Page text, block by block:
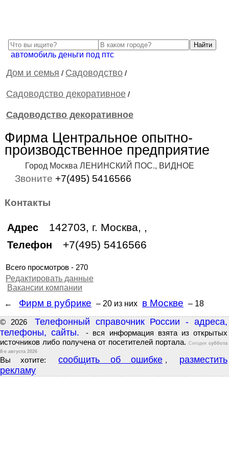
автомобиль деньги под птс
Дом и семья / Садоводство /
Садоводство декоративное /
Садоводство декоративное
Фирма Центральное опытно-
производственное предприятие
Город Москва ЛЕНИНСКИЙ ПОС., ВИДНОЕ
Звоните +7(495) 5416566
Контакты
Адрес 142703, г. Москва, ,
Телефон +7(495) 5416566
Всего просмотров - 270
Редактировать данные
Вакансии компании
←
Фирм в рубрике – 20 из них в Москве – 18
© 2026
Телефонный справочник России - адреса,
телефоны, сайты.
- вся информация взята из открытых
источников либо получена от посетителей портала. Сегодня суббота
8-е августа 2026
Вы хотите: сообщить об ошибке ,
разместить
рекламу